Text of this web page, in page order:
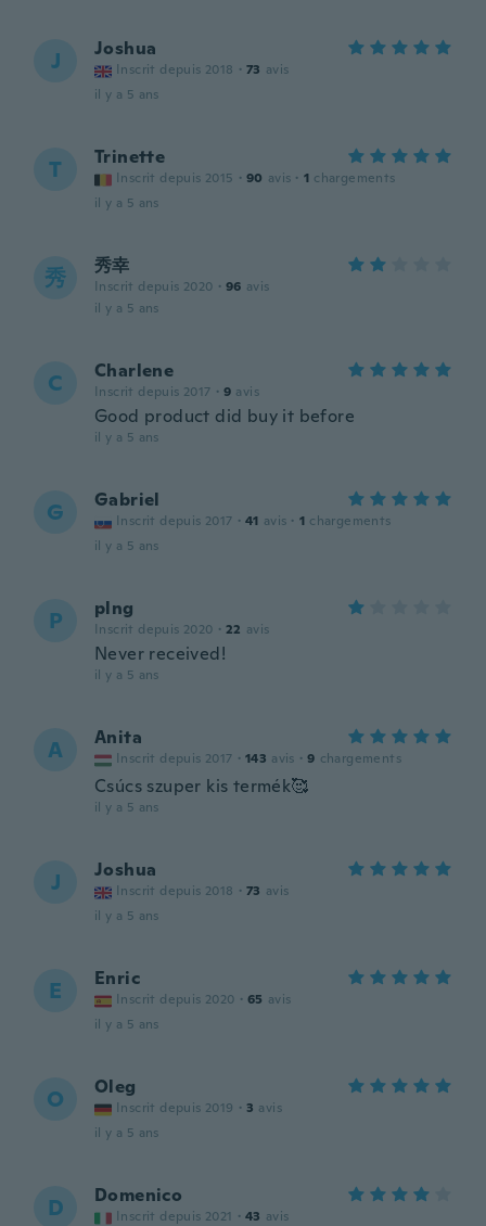
J Joshua
Inscrit depuis 2018 · 73 avis
il y a 5 ans
T Trinette
Inscrit depuis 2015 · 90 avis · 1 chargements
il y a 5 ans
秀 秀幸
Inscrit depuis 2020 · 96 avis
il y a 5 ans
C Charlene
Inscrit depuis 2017 · 9 avis
Good product did buy it before
il y a 5 ans
G Gabriel
Inscrit depuis 2017 · 41 avis · 1 chargements
il y a 5 ans
P plng
Inscrit depuis 2020 · 22 avis
Never received!
il y a 5 ans
A Anita
Inscrit depuis 2017 · 143 avis · 9 chargements
Csúcs szuper kis termék🥰
il y a 5 ans
J Joshua
Inscrit depuis 2018 · 73 avis
il y a 5 ans
E Enric
Inscrit depuis 2020 · 65 avis
il y a 5 ans
O Oleg
Inscrit depuis 2019 · 3 avis
il y a 5 ans
D Domenico
Inscrit depuis 2021 · 43 avis